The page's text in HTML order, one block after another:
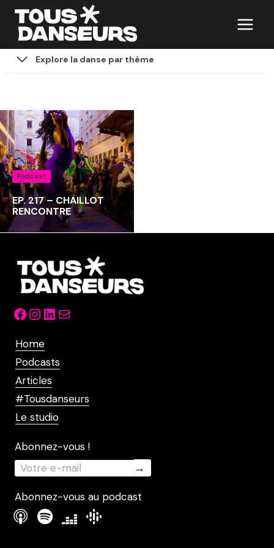
Aller
contenu
Explore la danse par thème
Podcast
EP. 217 – CHAILLOT
RENCONTRE
Facebook
Instagram
LinkedIn
Mail
Home
Podcasts
Articles
#Tousdanseurs
Le studio
Abonnez-vous !
Abonnez-vous au podcast